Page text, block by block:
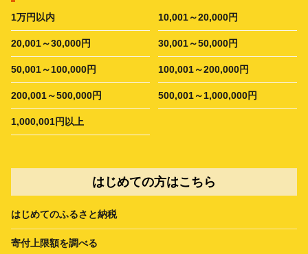
1万円以内 10,001～20,000円
20,001～30,000円 30,001～50,000円
50,001～100,000円 100,001～200,000円
200,001～500,000円 500,001～1,000,000円
1,000,001円以上
はじめての方はこちら
はじめてのふるさと納税
寄付上限額を調べる